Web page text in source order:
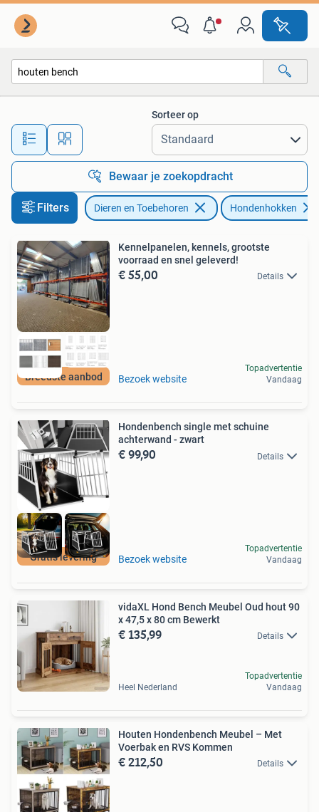
Alle afstanden…
Sorteer op
Bewaar je zoekopdracht
Filters Dieren en Toebehoren Hondenhokken
Breedste aanbod
Kennelpanelen, kennels, grootste
voorraad en snel geleverd!
€ 55,00 Details
Bezoek website
Topadvertentie
Vandaag
Gratis levering
Hondenbench single met schuine
achterwand - zwart
€ 99,90 Details
Bezoek website
Topadvertentie
Vandaag
vidaXL Hond Bench Meubel Oud hout 90
x 47,5 x 80 cm Bewerkt
€ 135,99 Details
Heel Nederland
Topadvertentie
Vandaag
Houten Hondenbench Meubel – Met
Voerbak en RVS Kommen
€ 212,50 Details